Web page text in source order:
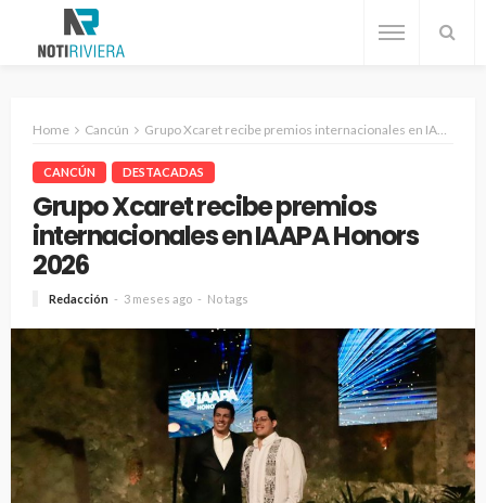
Home Cancún Grupo Xcaret recibe premios internacionales en IAAPA Honors 2026
CANCÚN DESTACADAS
Grupo Xcaret recibe premios
internacionales en IAAPA Honors
2026
Redacción 3 meses ago No tags